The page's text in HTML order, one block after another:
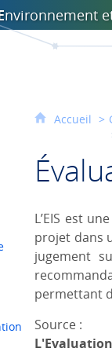
nvironnement
Accueil
L’EIS est
projet dans
jugement
permettant
Source :